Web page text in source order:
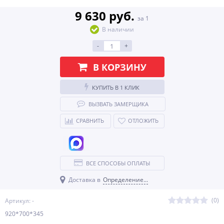
Артикул: -
(0)
920*700*345
9 630 руб. за 1
В наличии
-
+
В КОРЗИНУ
КУПИТЬ В 1 КЛИК
ВЫЗВАТЬ ЗАМЕРЩИКА
СРАВНИТЬ ОТЛОЖИТЬ
ВСЕ СПОСОБЫ ОПЛАТЫ
Доставка в Определение...